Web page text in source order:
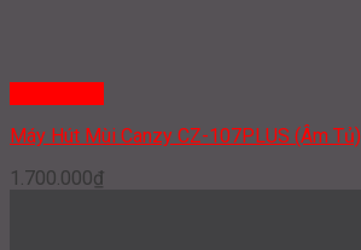
Máy Hút Mùi Canzy CZ-107PLUS (Âm Tủ)
1.700.000₫